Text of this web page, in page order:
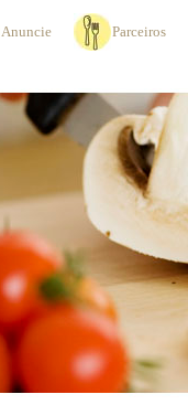
Anuncie Parceiros